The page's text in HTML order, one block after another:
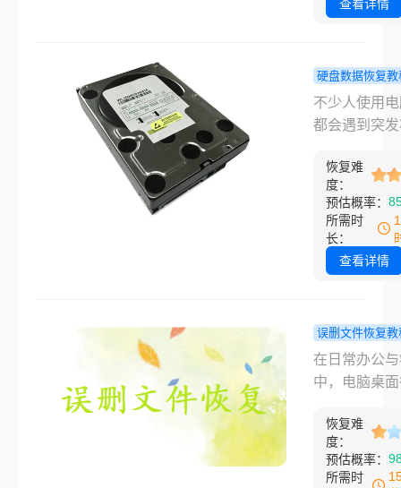
况。
个U盘被快速
化，几十个
全没了。后
了一晚上，
数据居然真
来了。所以
化怎么恢复
事，核心就
别慌，也别
里存东西，
单到复杂的
绍几种方法
误格式化、
件系统出错
件故障等常
况。
查看详情
硬盘数据恢复教
脑硬盘数据
不见了？这
试试！
不少人使用
都会遇到突
夹发现所有
空消失，或
提示为空、
显示，辛苦
工作资料、
电脑硬盘数
大多不是永
毁，多数是
障、误操作
数据隐藏或
除，搞懂电
硬盘数据怎
复，就能有
恢复难
度：
预估概率：
所需时
长：
查看详情
误删文件恢复教
面文件夹误
么恢复？专
略！
在日常办公
中，电脑桌
据，如工作
设计图纸或
习资料。然
恢复难
度：
预估概率：
所需时